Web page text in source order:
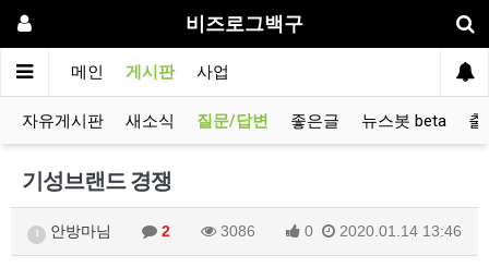
비즈로그백구
메인 게시판 사업
자유게시판 새소식 질문/답변 좋은글 뉴스봇 beta 출
기성브랜드 경쟁
안방마님 2 3086 0 2020.01.14 13:46